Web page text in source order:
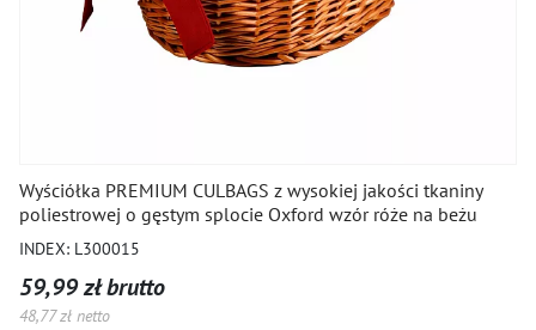
Wyściółka PREMIUM CULBAGS z wysokiej jakości tkaniny
poliestrowej o gęstym splocie Oxford wzór róże na beżu
INDEX: L300015
59,99 zł brutto
48,77 zł netto